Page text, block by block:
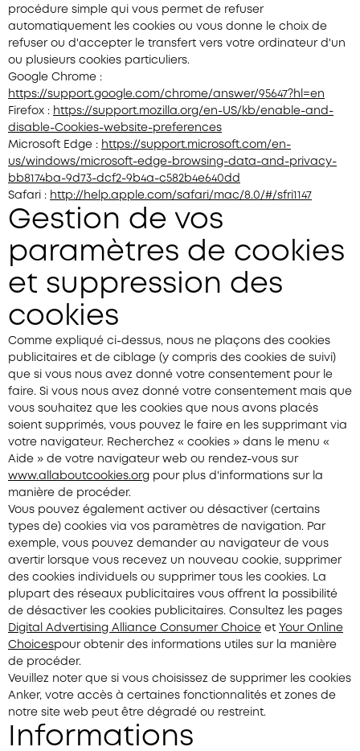
procédure simple qui vous permet de refuser
automatiquement les cookies ou vous donne le choix de
refuser ou d'accepter le transfert vers votre ordinateur d'un
ou plusieurs cookies particuliers.
Google Chrome :
https://support.google.com/chrome/answer/95647?hl=en
Firefox : https://support.mozilla.org/en-US/kb/enable-and-
disable-Cookies-website-preferences
Microsoft Edge : https://support.microsoft.com/en-
us/windows/microsoft-edge-browsing-data-and-privacy-
bb8174ba-9d73-dcf2-9b4a-c582b4e640dd
Safari : http://help.apple.com/safari/mac/8.0/#/sfri1147
Gestion de vos
paramètres de cookies
et suppression des
cookies
Comme expliqué ci-dessus, nous ne plaçons des cookies
publicitaires et de ciblage (y compris des cookies de suivi)
que si vous nous avez donné votre consentement pour le
faire. Si vous nous avez donné votre consentement mais que
vous souhaitez que les cookies que nous avons placés
soient supprimés, vous pouvez le faire en les supprimant via
votre navigateur. Recherchez « cookies » dans le menu «
Aide » de votre navigateur web ou rendez-vous sur
www.allaboutcookies.org pour plus d'informations sur la
manière de procéder.
Vous pouvez également activer ou désactiver (certains
types de) cookies via vos paramètres de navigation. Par
exemple, vous pouvez demander au navigateur de vous
avertir lorsque vous recevez un nouveau cookie, supprimer
des cookies individuels ou supprimer tous les cookies. La
plupart des réseaux publicitaires vous offrent la possibilité
de désactiver les cookies publicitaires. Consultez les pages
Digital Advertising Alliance Consumer Choice et Your Online
Choicespour obtenir des informations utiles sur la manière
de procéder.
Veuillez noter que si vous choisissez de supprimer les cookies
Anker, votre accès à certaines fonctionnalités et zones de
notre site web peut être dégradé ou restreint.
Informations